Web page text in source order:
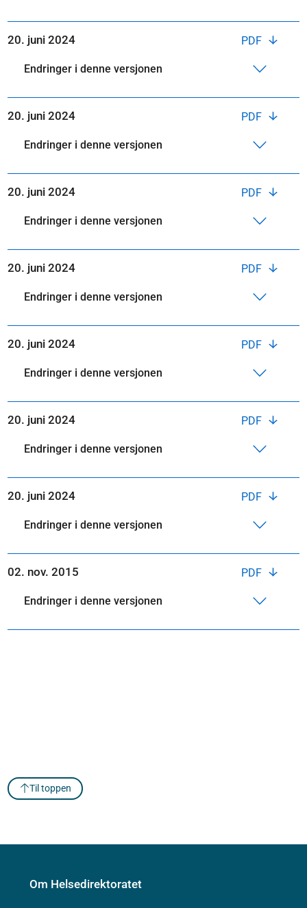
PDF
20. juni 2024
Endringer i denne versjonen
PDF
20. juni 2024
Endringer i denne versjonen
PDF
20. juni 2024
Endringer i denne versjonen
PDF
20. juni 2024
Endringer i denne versjonen
PDF
20. juni 2024
Endringer i denne versjonen
PDF
20. juni 2024
Endringer i denne versjonen
PDF
20. juni 2024
Endringer i denne versjonen
PDF
02. nov. 2015
Endringer i denne versjonen
Til toppen
Om Helsedirektoratet